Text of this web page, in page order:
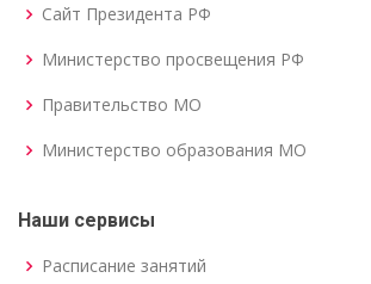
Сайт Президента РФ
Министерство просвещения РФ
Правительство МО
Министерство образования МО
Наши сервисы
Расписание занятий